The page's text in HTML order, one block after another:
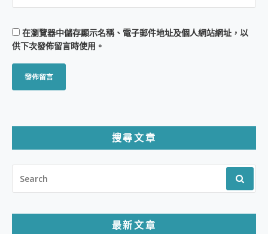
在瀏覽器中儲存顯示名稱、電子郵件地址及個人網站網址，以
供下次發佈留言時使用。
搜尋文章
FOR:
最新文章